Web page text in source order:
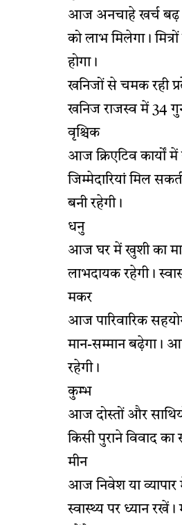
आज अनचाहे खर्च बढ़
को लाभ मिलेगा।
होगा।
खनिजों से चमक रही
खनिज राजस्व में 34
वृश्चिक
आज क्रिएटिव कार्यों
जिम्मेदारियां मिल
बनी रहेगी।
धनु
आज घर में खुशी का
लाभदायक रहेगी।
मकर
आज पारिवारिक
मान-सम्मान बढ़ेगा।
रहेगी।
कुम्भ
आज दोस्तों और
किसी पुराने विवाद
मीन
आज निवेश या
स्वास्थ्य पर ध्यान